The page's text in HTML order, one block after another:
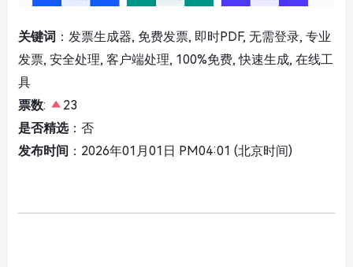
关键词 ：发票生成器, 免费发票, 即时PDF, 无需登录, 专业
发票, 安全处理, 客户端处理, 100%免费, 快速生成, 在线工
具
票数:
23
是否精选：否
发布时间 ：2026年01月01日 PM04:01 (北京时间)